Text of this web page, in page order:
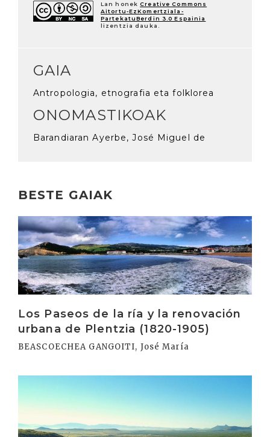
Lan honek Creative Commons
Aitortu-EzKomertziala-
PartekatuBerdin 3.0 Espainia
lizentzia dauka.
GAIA
Antropologia, etnografia eta folklorea
ONOMASTIKOAK
Barandiaran Ayerbe, José Miguel de
BESTE GAIAK
Los Paseos de la ría y la renovación
urbana de Plentzia (1820-1905)
BEASCOECHEA GANGOITI, José María
Irakurri